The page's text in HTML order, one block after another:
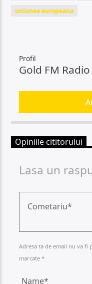
uniunea europeana
Profil
Gold FM Radio
Opiniile cititorului
Lasa un
Adresa ta de email nu va
marcate *